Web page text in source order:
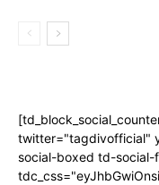
twitter="tagdivofficial"
social-boxed td-social-